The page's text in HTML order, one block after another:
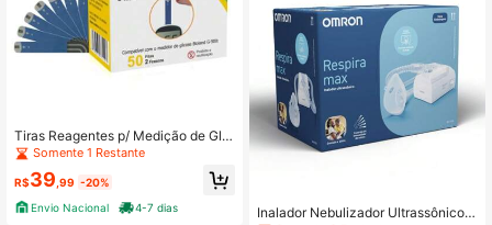
Tiras Reagentes p/ Medição de Glic
ose G-423S cx c/50 - Bioland
Somente 1 Restante
R$39 ,99 -20%
Envio Nacional
4-7 dias
Inalador Nebulizador Ultrassônico R